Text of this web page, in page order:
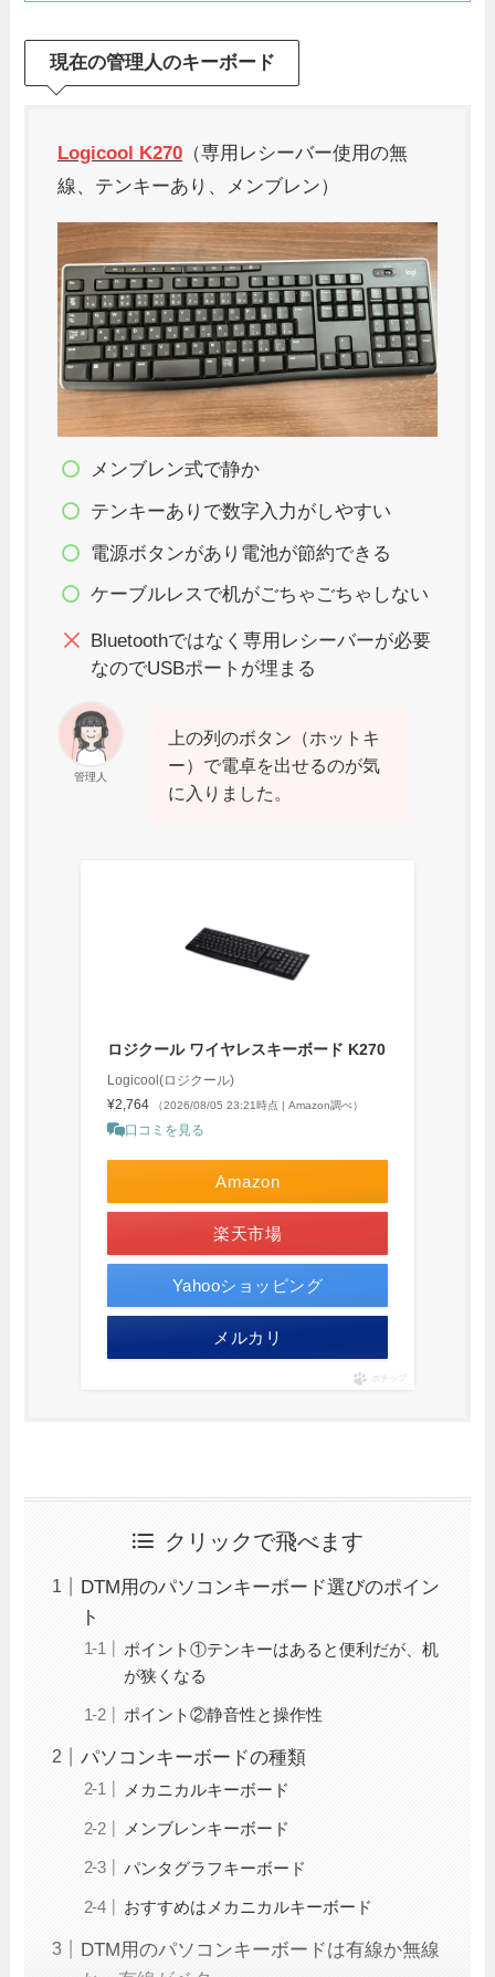
現在の管理人のキーボード
Logicool K270（専用レシーバー使用の無
線、テンキーあり、メンブレン）
メンブレン式で静か
テンキーありで数字入力がしやすい
電源ボタンがあり電池が節約できる
ケーブルレスで机がごちゃごちゃしない
Bluetoothではなく専用レシーバーが必要
なのでUSBポートが埋まる
管理人
上の列のボタン（ホットキ
ー）で電卓を出せるのが気
に入りました。
ロジクール ワイヤレスキーボード K270
Logicool(ロジクール)
¥2,764
（2026/08/05 23:21時点 | Amazon調べ）
口コミを見る
Amazon
楽天市場
Yahooショッピング
メルカリ
ポチップ
クリックで飛べます
DTM用のパソコンキーボード選びのポイン
ト
ポイント①テンキーはあると便利だが、机
が狭くなる
ポイント②静音性と操作性
パソコンキーボードの種類
メカニカルキーボード
メンブレンキーボード
パンタグラフキーボード
おすすめはメカニカルキーボード
DTM用のパソコンキーボードは有線か無線